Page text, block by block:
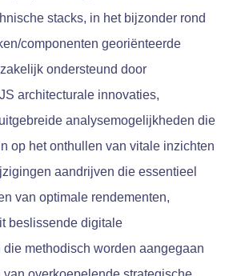
stacks, in het bijzonder rond
componenten georiënteerde
ondersteund door
architecturale innovaties,
analysemogelijkheden die
op het onthullen van vitale inzichten
aandrijven die essentieel
van optimale rendementen,
beslissende digitale
methodisch worden aangegaan